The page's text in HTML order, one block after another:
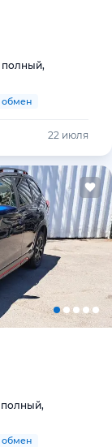
полный,
обмен
22 июля
полный,
обмен